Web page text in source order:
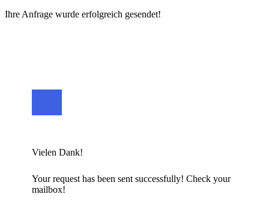
Ihre Anfrage wurde erfolgreich gesendet!
Vielen Dank!
Your request has been sent successfully! Check your
mailbox!